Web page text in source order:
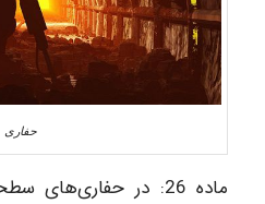
حفاری
ماده‌ 26: در